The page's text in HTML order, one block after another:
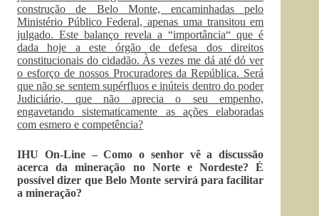
construção de Belo Monte, encaminhadas pelo
Ministério Público Federal, apenas uma transitou em
julgado. Este balanço revela a “importância“ que é
dada hoje a este órgão de defesa dos direitos
constitucionais do cidadão. Às vezes me dá até dó ver
o esforço de nossos Procuradores da República. Será
que não se sentem supérfluos e inúteis dentro do poder
Judiciário, que não aprecia o seu empenho,
engavetando sistematicamente as ações elaboradas
com esmero e competência?
IHU On-Line – Como o senhor vê a discussão
acerca da mineração no Norte e Nordeste? É
possível dizer que Belo Monte servirá para facilitar
a mineração?